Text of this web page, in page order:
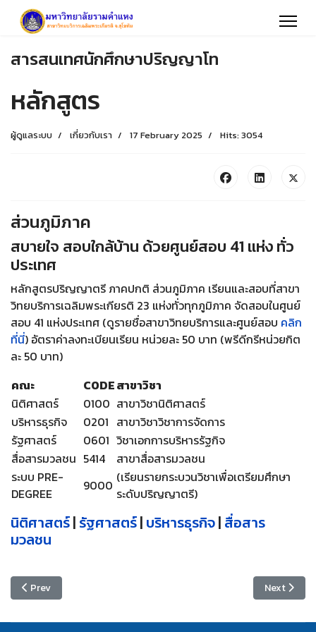
สารสนเทศนักศึกษาปริญญาโท
หลักสูตร
ผู้ดูแลระบบ เกี่ยวกับเรา 17 February 2025 Hits: 3054
ส่วนภูมิภาค
สบายใจ สอบใกล้บ้าน ด้วยศูนย์สอบ 41 แห่ง ทั่ว
ประเทศ
หลักสูตรปริญญาตรี ภาคปกติ ส่วนภูมิภาค เรียนและสอบที่สาขา
วิทยบริการเฉลิมพระเกียรติ 23 แห่งทั่วทุกภูมิภาค จัดสอบในศูนย์
สอบ 41 แห่งประเทศ (ดูรายชื่อสาขาวิทยบริการและศูนย์สอบ คลิก
ที่นี่) อัตราค่าลงทะเบียนเรียน หน่วยละ 50 บาท (พรีดีกรีหน่วยกิต
ละ 50 บาท)
คณะ
CODEสาขาวิชา
นิติศาสตร์
0100 สาขาวิชานิติศาสตร์
บริหารธุรกิจ
0201 สาขาวิชาวิชาการจัดการ
รัฐศาสตร์
0601 วิชาเอกการบริหารรัฐกิจ
สื่อสารมวลชน 5414
สาขาสื่อสารมวลชน
ระบบ PRE-
DEGREE
9000 (เรียนรายกระบวนวิชาเพื่อเตรียมศึกษา
ระดับปริญญาตรี)
นิติศาสตร์| รัฐศาสตร์| บริหารธุรกิจ| สื่อสาร
มวลชน
Previous article: หลักสูตรปริญญาตรี
Prev Next
Next